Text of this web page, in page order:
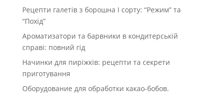
Рецепти галетів з борошна І сорту: “Режим” та
“Похід”
Ароматизатори та барвники в кондитерській
справі: повний гід
Начинки для пиріжків: рецепти та секрети
приготування
Оборудование для обработки какао-бобов.